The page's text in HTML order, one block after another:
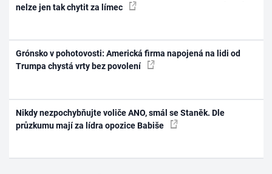
nelze jen tak chytit za límec
Grónsko v pohotovosti: Americká firma napojená na lidi od
Trumpa chystá vrty bez povolení
Nikdy nezpochybňujte voliče ANO, smál se Staněk. Dle
průzkumu mají za lídra opozice Babiše